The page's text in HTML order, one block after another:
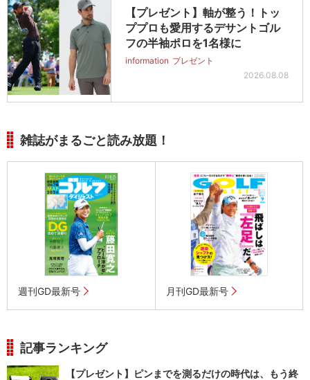
【プレゼント】軸が整う！トッ
ププロも愛用するデサントゴル
フの半袖ポロを1名様に
information プレゼント
2026.08.08
雑誌がまるごと読み放題！
週刊GD最新号 月刊GD最新号
記事ランキング
【プレゼント】ピンまでを測るだけの時代は、もう終